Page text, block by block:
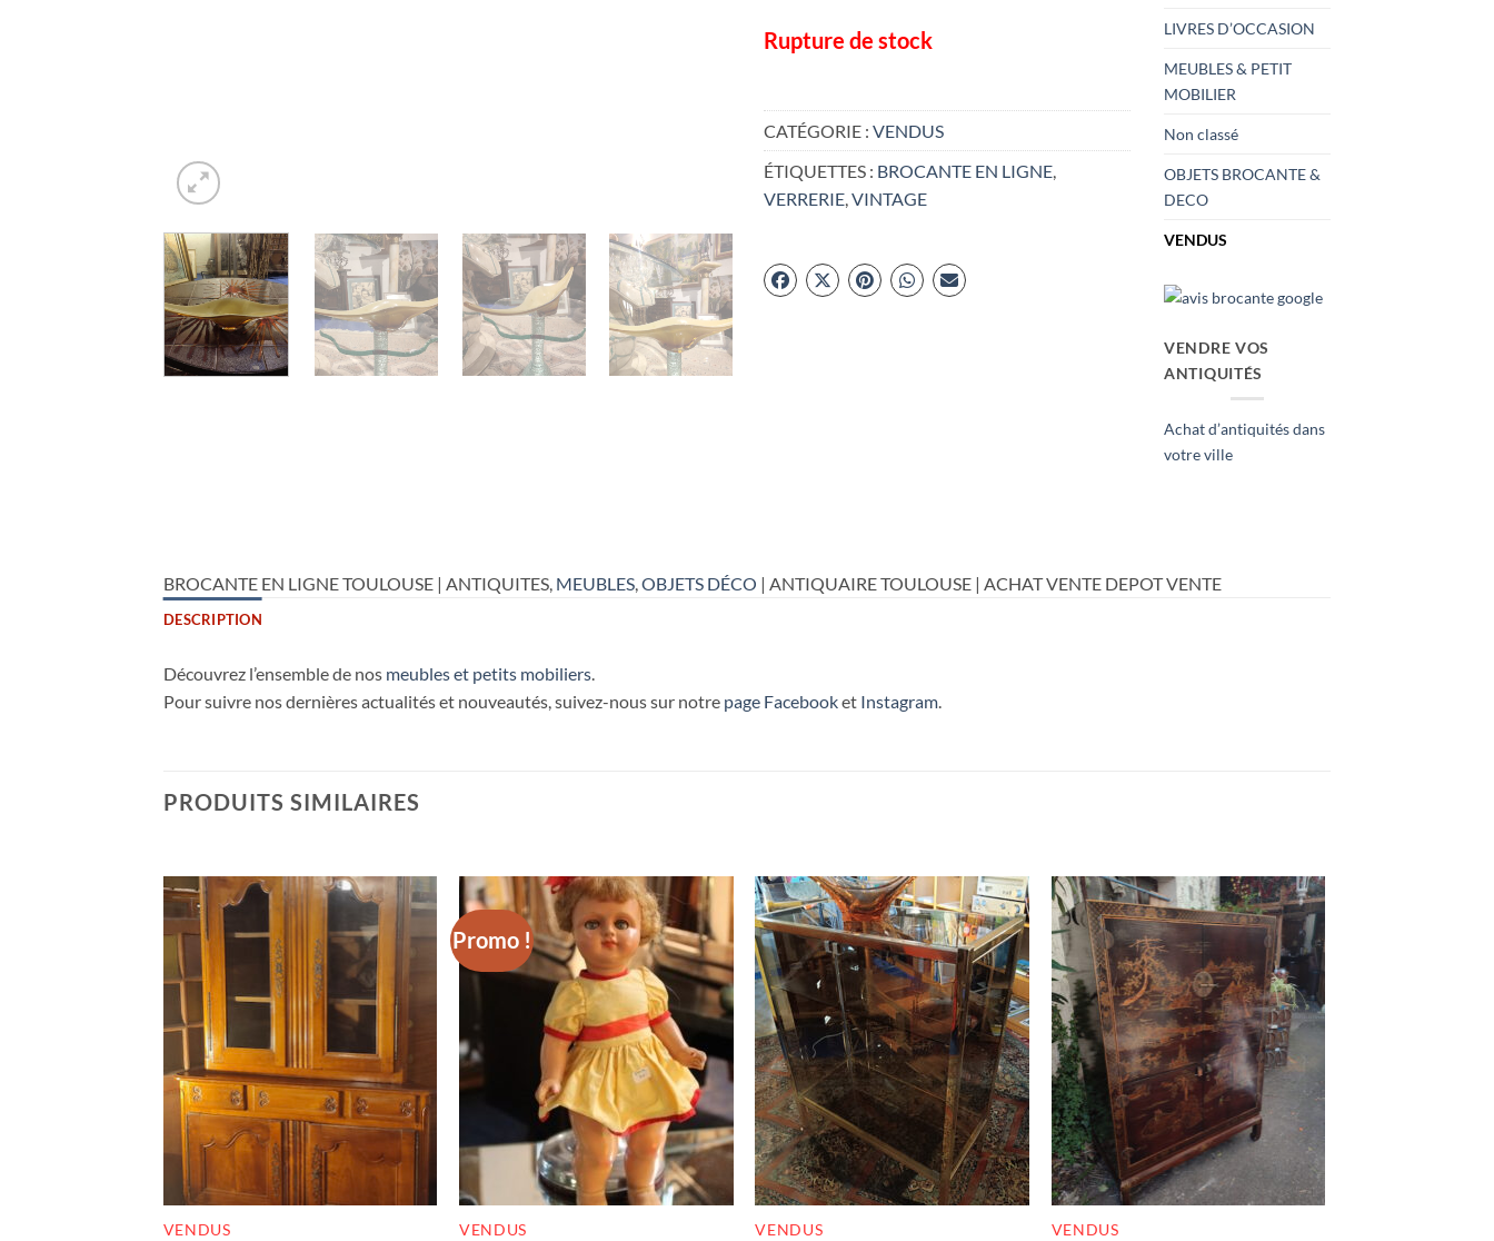
Rupture de stock
CATÉGORIE : VENDUS
ÉTIQUETTES : BROCANTE EN LIGNE,
VERRERIE,VINTAGE
LIVRES D’OCCASION
MEUBLES & PETIT
MOBILIER
Non classé
OBJETS BROCANTE &
DECO
VENDUS
VENDRE VOS
ANTIQUITÉS
Achat d’antiquités dans
votre ville
BROCANTE EN LIGNE TOULOUSE | ANTIQUITES, MEUBLES OBJETS DÉCO | ANTIQUAIRE TOULOUSE | ACHAT VENTE DEPOT VENTE
DESCRIPTION
Découvrez l’ensemble de nos meubles et petits mobiliers
Pour suivre nos dernières actualités et nouveautés, suivez-nous sur notre page Facebooket Instagram
PRODUITS SIMILAIRES
RUPTURE DE STOCK
VENDUS
Promo !
RUPTURE DE STOCK
VENDUS
RUPTURE DE STOCK
VENDUS
RUPTURE DE STOCK
VENDUS